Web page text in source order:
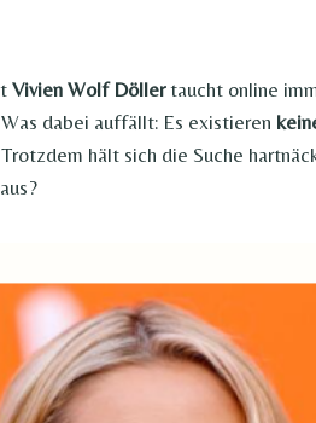
Vivien Wolf Döllertaucht online
dabei auffällt: Es existieren
hält sich die Suche